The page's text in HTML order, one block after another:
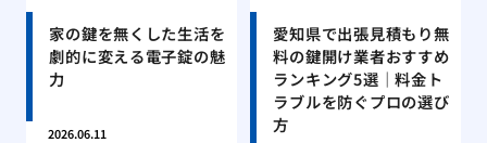
家の鍵を無くした生活を
劇的に変える電子錠の魅
力
2026.06.11
愛知県で出張見積もり無
料の鍵開け業者おすすめ
ランキング5選｜料金ト
ラブルを防ぐプロの選び
方